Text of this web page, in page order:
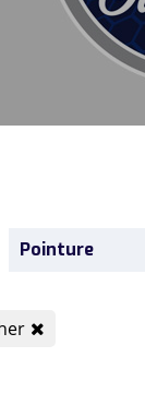
Pointure